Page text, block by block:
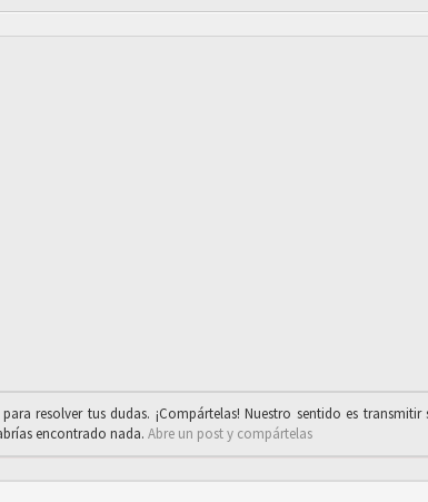
para resolver tus dudas. ¡Compártelas! Nuestro sentido es
encontrado nada. Abre un post y compártelas